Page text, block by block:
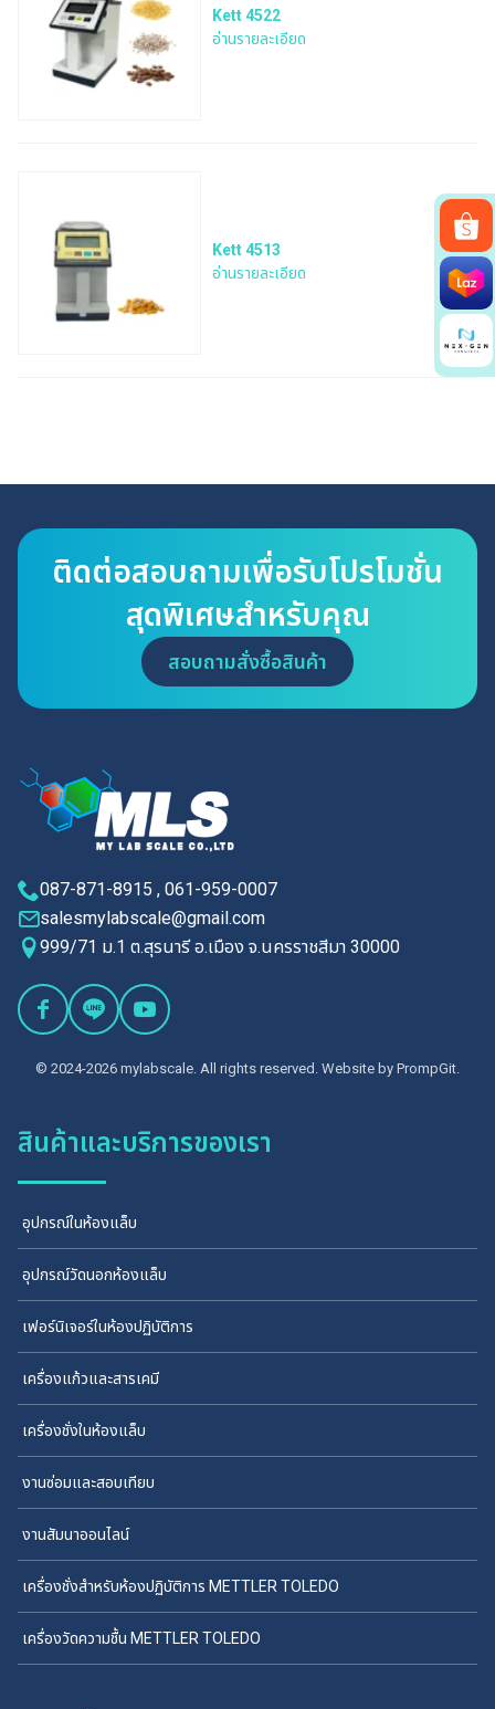
Search
for:
Kett 4522
อ่านรายละเอียด
Kett 4513
อ่านรายละเอียด
ติดต่อสอบถามเพื่อรับโปรโมชั่น
สุดพิเศษสำหรับคุณ
สอบถามสั่งซื้อสินค้า
087-871-8915 , 061-959-0007
salesmylabscale@gmail.com
999/71 ม.1 ต.สุรนารี อ.เมือง จ.นครราชสีมา 30000
© 2024-2026 mylabscale. All rights reserved. Website by PrompGit.
สินค้าและบริการของเรา
อุปกรณ์ในห้องแล็บ
อุปกรณ์วัดนอกห้องแล็บ
เฟอร์นิเจอร์ในห้องปฏิบัติการ
เครื่องแก้วและสารเคมี
เครื่องชั่งในห้องแล็บ
งานซ่อมและสอบเทียบ
งานสัมนาออนไลน์
เครื่องชั่งสำหรับห้องปฏิบัติการ METTLER TOLEDO
เครื่องวัดความชื้น METTLER TOLEDO